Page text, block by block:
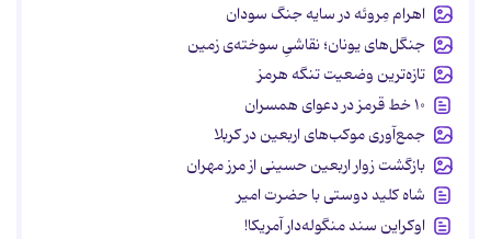
اهرام مِروئه در سایه جنگ سودان
جنگل‌های یونان؛ نقاشیِ سوخته‌ی زمین
تازه‌ترین وضعیت تنگه هرمز
۱۰ خط قرمز در دعوای همسران
جمع‌آوری موکب‌های اربعین در کربلا
بازگشت زوار اربعین حسینی از مرز مهران
شاه کلید دوستی با حضرت امیر
اوکراین سند منگوله‌دار آمریکا!